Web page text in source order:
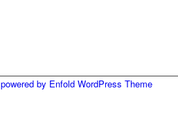
powered by Enfold WordPress Theme